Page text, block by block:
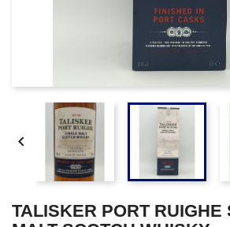

TALISKER PORT RUIGHE